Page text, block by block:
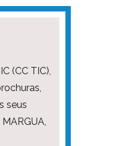
(CC TIC),
seus